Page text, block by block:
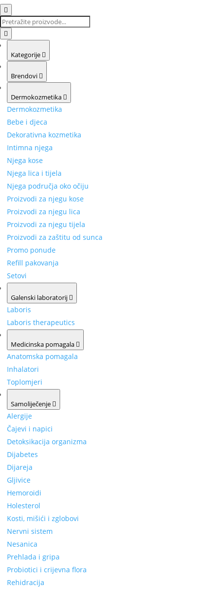
Kategorije
Brendovi
Dermokozmetika
Dermokozmetika
Bebe i djeca
Dekorativna kozmetika
Intimna njega
Njega kose
Njega lica i tijela
Njega područja oko očiju
Proizvodi za njegu kose
Proizvodi za njegu lica
Proizvodi za njegu tijela
Proizvodi za zaštitu od sunca
Promo ponude
Refill pakovanja
Setovi
Galenski laboratorij
Laboris
Laboris therapeutics
Medicinska pomagala
Anatomska pomagala
Inhalatori
Toplomjeri
Samoliječenje
Alergije
Čajevi i napici
Detoksikacija organizma
Dijabetes
Dijareja
Gljivice
Hemoroidi
Holesterol
Kosti, mišići i zglobovi
Nervni sistem
Nesanica
Prehlada i gripa
Probiotici i crijevna flora
Rehidracija